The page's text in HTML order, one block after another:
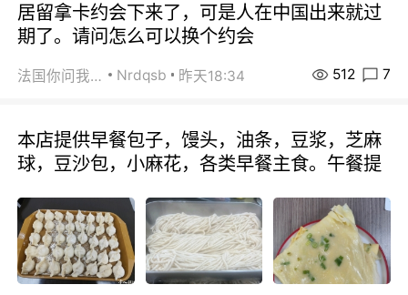
居留拿卡约会下来了，可是人在中国出来就过
期了。请问怎么可以换个约会
法国你问我答 Nrdqsb 昨天18:34 512 7
本店提供早餐包子，馒头，油条，豆浆，芝麻
球，豆沙包，小麻花，各类早餐主食。午餐提